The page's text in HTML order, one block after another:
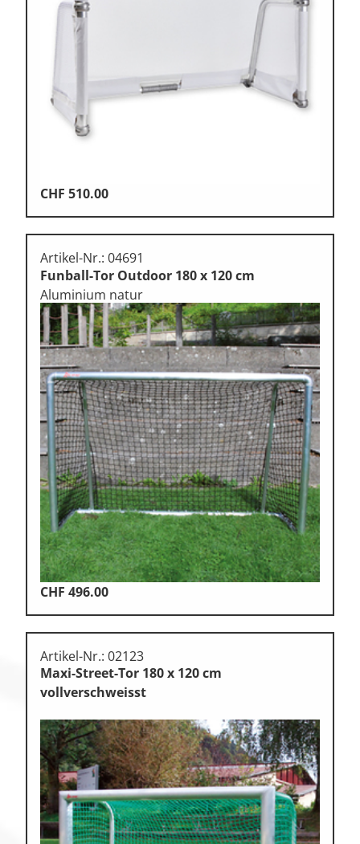
CHF 510.00
Artikel-Nr.: 04691
Funball-Tor Outdoor 180 x 120 cm
Aluminium natur
CHF 496.00
Artikel-Nr.: 02123
Maxi-Street-Tor 180 x 120 cm
vollverschweisst